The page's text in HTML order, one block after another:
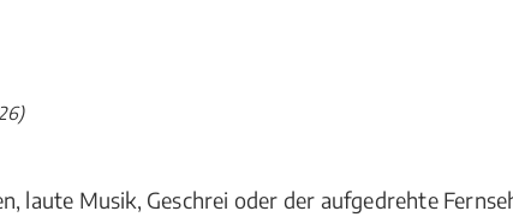
laute Musik, Geschrei oder der aufgedrehte